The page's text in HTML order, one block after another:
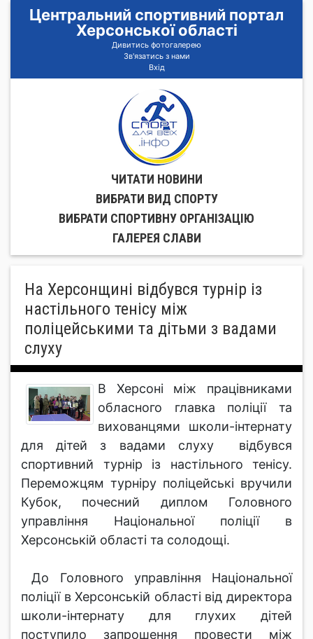
Центральний спортивний портал
Херсонської області
Дивитись фотогалерею
Зв'язатись з нами
Вхід
ЧИТАТИ НОВИНИ
ВИБРАТИ ВИД СПОРТУ
ВИБРАТИ СПОРТИВНУ ОРГАНIЗАЦIЮ
ГАЛЕРЕЯ СЛАВИ
На Херсонщині відбувся турнір із
настільного тенісу між
поліцейськими та дітьми з вадами
слуху
В Херсоні між працівниками
обласного главка поліції та
вихованцями школи-інтернату
для дітей з вадами слуху відбувся
спортивний турнір із настільного тенісу.
Переможцям турніру поліцейські вручили
Кубок, почесний диплом Головного
управління Національної поліції в
Херсонській області та солодощі.
До Головного управління Національної
поліції в Херсонській області від директора
школи-інтернату для глухих дітей
поступило запрошення провести між